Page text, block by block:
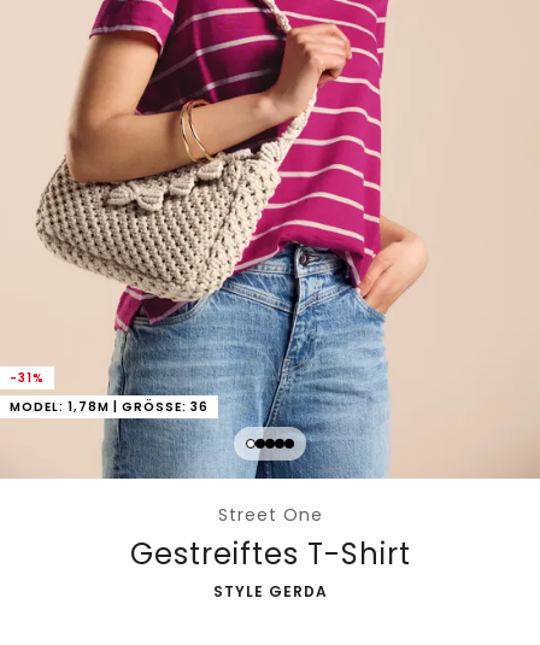
-31%
MODEL: 1,78M | GRÖSSE: 36
Street One
Gestreiftes T-Shirt
-
STYLE GERDA